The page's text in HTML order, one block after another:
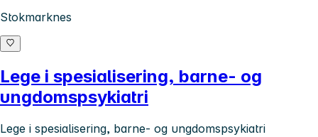
Stokmarknes
Lege i spesialisering, barne- og
ungdomspsykiatri
Lege i spesialisering, barne- og ungdomspsykiatri